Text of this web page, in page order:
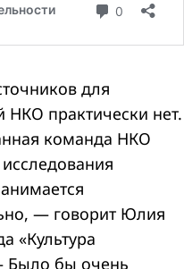
для
практически нет.
команда НКО
— говорит Юлия
«Культура
Было бы очень